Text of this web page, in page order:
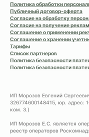
Политика обработки
Публичный договор-оферта
Согласие на обработку
Согласие на получение
Соглашение о применении
Соглашение о хранении
Тарифы
Список партнеров
Политика безопасности
Политика безопасности
ИП Морозов Евгений
326774600148415, юр. адрес:
ком. 3.)
ИП Морозов Е.С. является
реестр операторов